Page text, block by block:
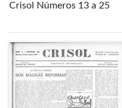
Crisol Números 13 a 25